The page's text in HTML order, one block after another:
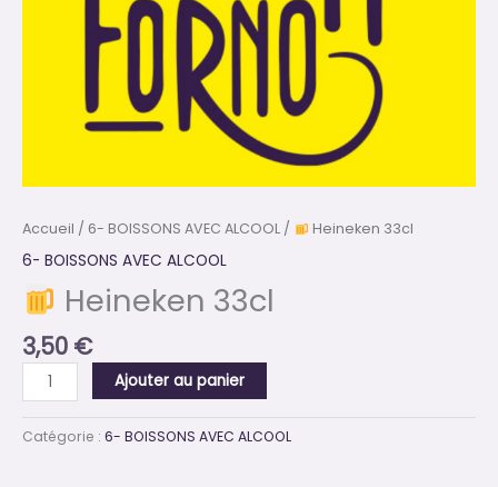
Accueil / 6- BOISSONS AVEC ALCOOL / Heineken 33cl
6- BOISSONS AVEC ALCOOL
Heineken 33cl
3,50 €
Ajouter au panier
Catégorie : 6- BOISSONS AVEC ALCOOL